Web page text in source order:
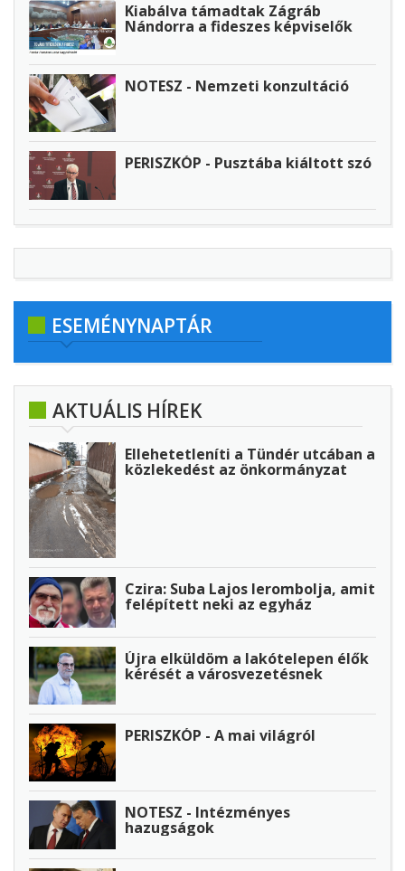
Kiabálva támadtak Zágráb
Nándorra a fideszes képviselők
NOTESZ - Nemzeti konzultáció
PERISZKÓP - Pusztába kiáltott szó
ESEMÉNYNAPTÁR
AKTUÁLIS HÍREK
Ellehetetleníti a Tündér utcában a
közlekedést az önkormányzat
Czira: Suba Lajos lerombolja, amit
felépített neki az egyház
Újra elküldöm a lakótelepen élők
kérését a városvezetésnek
PERISZKÓP - A mai világról
NOTESZ - Intézményes
hazugságok